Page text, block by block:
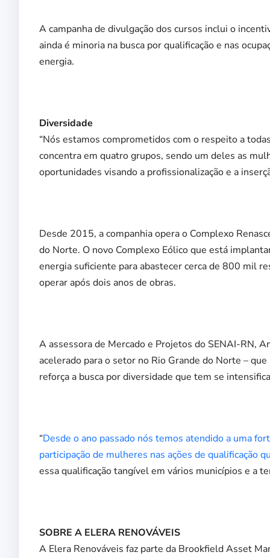
A campanha de divulgação dos cursos inclui o
ainda é minoria na busca por qualificação e nas
energia.
Diversidade
“Nós estamos comprometidos com o respeito a
concentra em quatro grupos, sendo um deles as
oportunidades visando a profissionalização e a
Desde 2015, a companhia opera o Complexo
do Norte. O novo Complexo Eólico que está
energia suficiente para abastecer cerca de 800 mil
operar após dois anos de obras.
A assessora de Mercado e Projetos do SENAI-RN,
acelerado para o setor no Rio Grande do Norte –
reforça a busca por diversidade que tem se
“Desde o ano passado nós temos atendido a uma
participação de mulheres nas ações de qualificação
essa qualificação tangível em vários municípios e a
SOBRE A ELERA RENOVÁVEIS
A Elera Renováveis faz parte da Brookfield Asset